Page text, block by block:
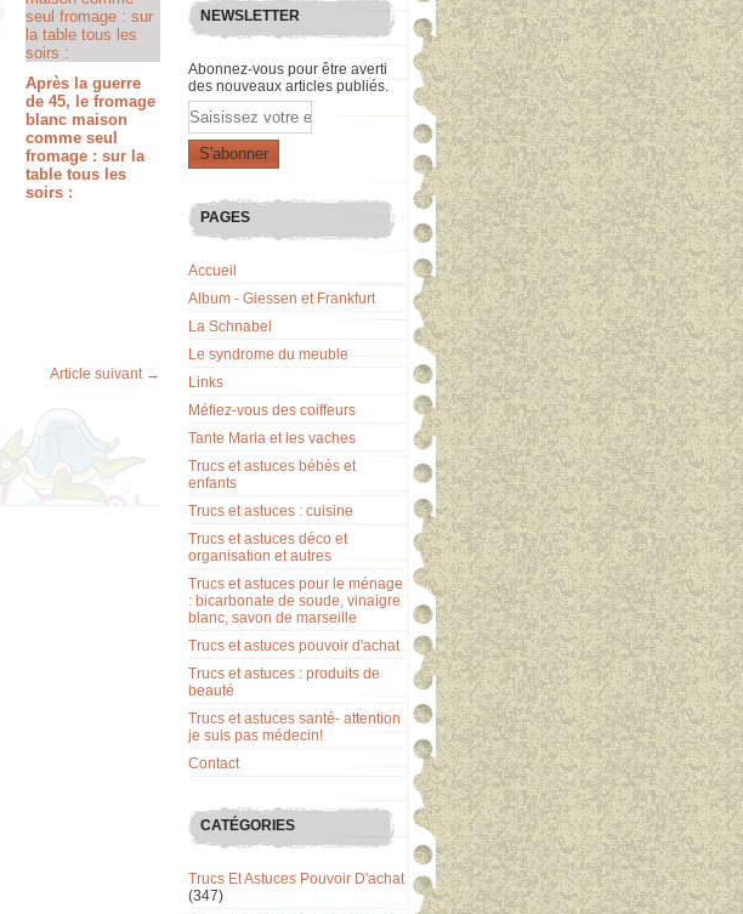
Après la guerre
de 45, le fromage
blanc maison
comme seul
fromage : sur la
table tous les
soirs :
Article suivant →
NEWSLETTER
Abonnez-vous pour être averti
des nouveaux articles publiés.
Email
PAGES
Accueil
Album - Giessen et Frankfurt
La Schnabel
Le syndrome du meuble
Links
Méfiez-vous des coiffeurs
Tante Maria et les vaches
Trucs et astuces bébés et
enfants
Trucs et astuces : cuisine
Trucs et astuces déco et
organisation et autres
Trucs et astuces pour le ménage
: bicarbonate de soude, vinaigre
blanc, savon de marseille
Trucs et astuces pouvoir d'achat
Trucs et astuces : produits de
beauté
Trucs et astuces santé- attention
je suis pas médecin!
Contact
CATÉGORIES
Trucs Et Astuces Pouvoir D'achat
(347)